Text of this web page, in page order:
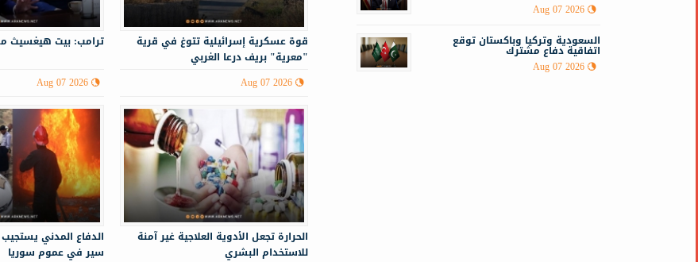
ترامب: بيت هيغسيث
Aug 07 2026
قوة عسكرية إسرائيلية تتوغ في قرية
"معرية" بريف درعا الغربي
Aug 07 2026
سير في عموم سوريا
الحرارة تجعل الأدوية العلاجية غير آمنة
للاستخدام البشري
Aug 07 2026
السعودية وتركيا وباكستان توقع
اتفاقية دفاع مشترك
Aug 07 2026